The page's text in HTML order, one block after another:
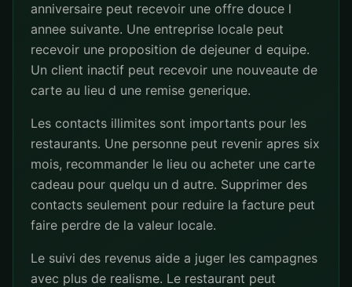
anniversaire peut recevoir une offre douce l
annee suivante. Une entreprise locale peut
recevoir une proposition de dejeuner d equipe.
Un client inactif peut recevoir une nouveaute de
carte au lieu d une remise generique.
Les contacts illimites sont importants pour les
restaurants. Une personne peut revenir apres six
mois, recommander le lieu ou acheter une carte
cadeau pour quelqu un d autre. Supprimer des
contacts seulement pour reduire la facture peut
faire perdre de la valeur locale.
Le suivi des revenus aide a juger les campagnes
avec plus de realisme. Le restaurant peut